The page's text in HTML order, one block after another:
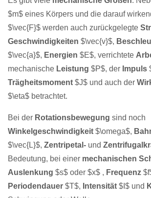
$m$ eines Körpers und die darauf
$\vec{F}$ werden auch zurückgelegte
Geschwindigkeiten $\vec{v}$,
$\vec{a}$, Energien $E$, verrichtete
mechanische Leistung $P$, der Impuls
Trägheitsmoment $J$ und auch der
$\eta$ betrachtet.
Bei der Rotationsbewegung sind noch
Winkelgeschwindigkeit $\omega$,
$\vec{L}$, Zentripetal- und
Bedeutung, bei einer mechanischen
Auslenkung $s$ oder $x$ , Frequenz
Periodendauer $T$, Intensität $I$ und